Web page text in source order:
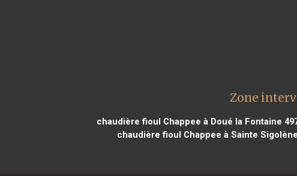
Zone
chaudière fioul Chappee à Doué la Fontaine
chaudière fioul Chappee à Sainte